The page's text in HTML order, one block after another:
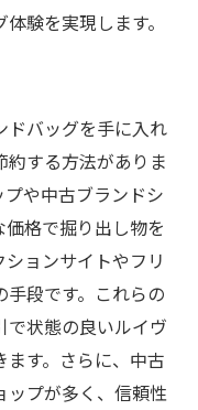
験を実現します。
ドバッグを手に入れ
約する方法がありま
や中古ブランドシ
格で掘り出し物を
ョンサイトやフリ
段です。これらの
で状態の良いルイヴ
す。さらに、中古
ップが多く、信頼性